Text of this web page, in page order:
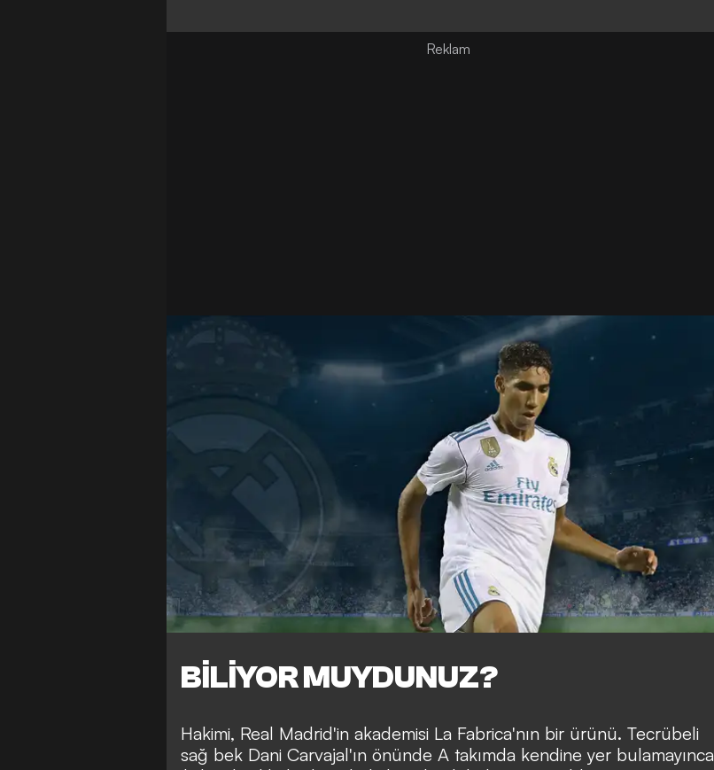
BİLİYOR MUYDUNUZ?
Hakimi, Real Madrid'in akademisi La Fabrica'nın bir ürünü. Tecrübeli
sağ bek Dani Carvajal'ın önünde A takımda kendine yer bulamayınca